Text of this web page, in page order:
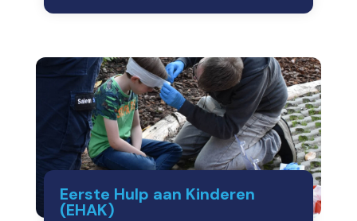
Eerste Hulp aan Kinderen
(EHAK)